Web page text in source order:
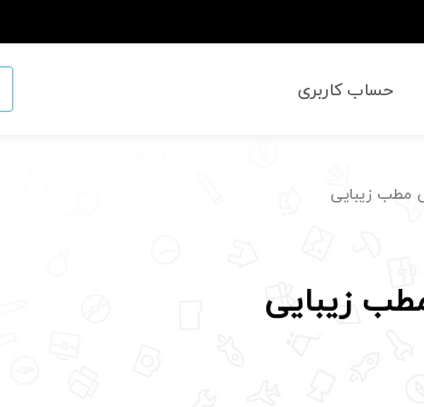
حساب کاربری
مطب زیبایی
زیبایی